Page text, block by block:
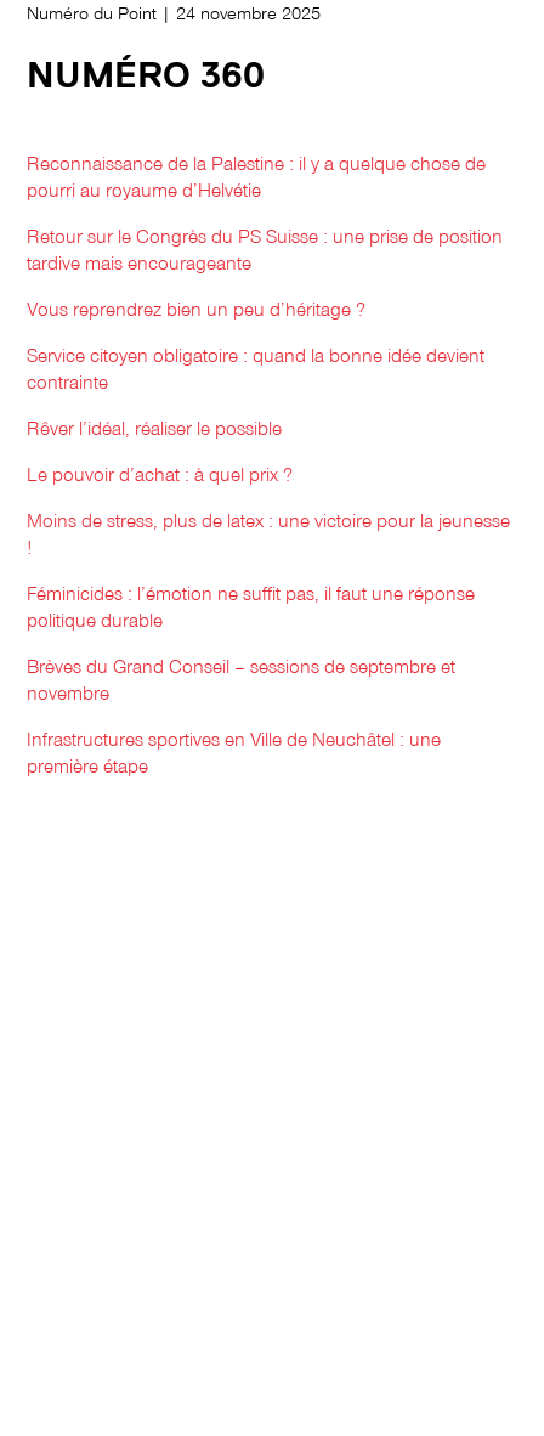
Numéro du Point | 24 novembre 2025
NUMÉRO 360
Reconnaissance de la Palestine : il y a quelque chose de
pourri au royaume d’Helvétie
Retour sur le Congrès du PS Suisse : une prise de position
tardive mais encourageante
Vous reprendrez bien un peu d’héritage ?
Service citoyen obligatoire : quand la bonne idée devient
contrainte
Rêver l’idéal, réaliser le possible
Le pouvoir d’achat : à quel prix ?
Moins de stress, plus de latex : une victoire pour la jeunesse
!
Féminicides : l’émotion ne suffit pas, il faut une réponse
politique durable
Brèves du Grand Conseil – sessions de septembre et
novembre
Infrastructures sportives en Ville de Neuchâtel : une
première étape